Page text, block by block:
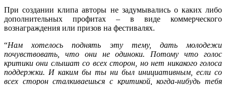
При создании клипа авторы не задумывались о каких либо
дополнительных профитах – в виде коммерческого
вознаграждения или призов на фестивалях.
“Нам хотелось поднять эту тему, дать молодежи
почувствовать, что они не одиноки. Потому что голос
критики они слышат со всех сторон, но нет никакого голоса
поддержки. И каким бы ты ни был инициативным, если со
всех сторон сталкиваешься с критикой, когда-нибудь тебя